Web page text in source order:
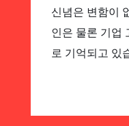
신념은 변함이
인은 물론 기업
로 기억되고 있